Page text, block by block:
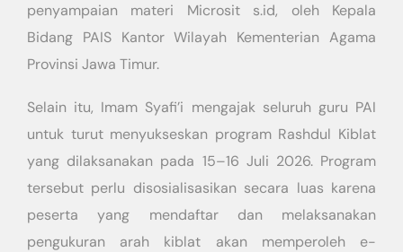
penyampaian materi Microsit s.id, oleh Kepala
Bidang PAIS Kantor Wilayah Kementerian Agama
Provinsi Jawa Timur.
Selain itu, Imam Syafi’i mengajak seluruh guru PAI
untuk turut menyukseskan program Rashdul Kiblat
yang dilaksanakan pada 15–16 Juli 2026. Program
tersebut perlu disosialisasikan secara luas karena
peserta yang mendaftar dan melaksanakan
pengukuran arah kiblat akan memperoleh e-